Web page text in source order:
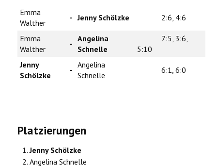
Emma
Walther
- Jenny Schölzke 2:6, 4:6
Emma
Walther
-
Angelina
Schnelle
7:5, 3:6,
5:10
Jenny
Schölzke
-
Angelina
Schnelle
6:1, 6:0
Platzierungen
Jenny Schölzke
Angelina Schnelle